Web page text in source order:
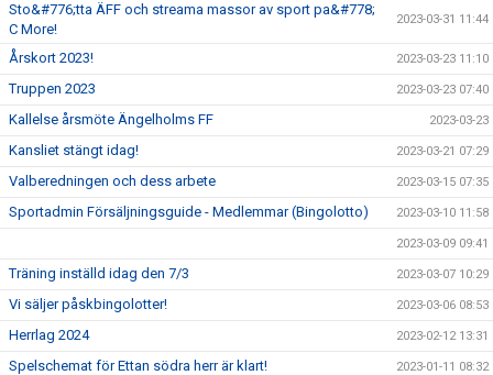
Sto&#776;tta ÄFF och streama massor av sport pa&#778;
C More!
2023-03-31 11:44
Årskort 2023! 2023-03-23 11:10
Truppen 2023 2023-03-23 07:40
Kallelse årsmöte Ängelholms FF 2023-03-23
Kansliet stängt idag! 2023-03-21 07:29
Valberedningen och dess arbete 2023-03-15 07:35
Sportadmin Försäljningsguide - Medlemmar (Bingolotto) 2023-03-10 11:58
2023-03-09 09:41
Träning inställd idag den 7/3 2023-03-07 10:29
Vi säljer påskbingolotter! 2023-03-06 08:53
Herrlag 2024 2023-02-12 13:31
Spelschemat för Ettan södra herr är klart! 2023-01-11 08:32